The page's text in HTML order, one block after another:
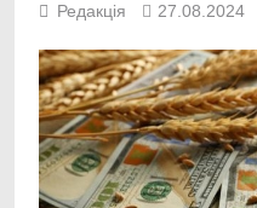
Редакція 27.08.2024